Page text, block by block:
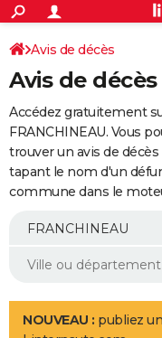
ACTUALITÉS
Politique
Société
Faits Divers
Education
Monde
Villes
+
SPORT
Coupe du monde 2026
Football
Tennis
Cyclisme
Rugby
Forum
Programme TV
TNT
Streaming
Cinéma
Sorties cinéma
Musique
+
FINANCE
Retraite
Epargne
Immobilier
Risques naturels par ville
Assurance
AUTO
Essais
Réserver un essai
Citadines
Berlines
SUV
Forum auto
+
Mobiles
Meilleur smartphone
Internet
Ordinateurs
Jeux vidéo
Guide high-tech
Aménagement intérieur
LIFESTYLE
Avis de décès
Avis de décès
Accédez gratuitement
FRANCHINEAU. Vous
trouver un avis de
tapant le nom d'un
commune dans le
NOUVEAU : publiez un